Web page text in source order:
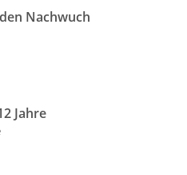
Nachwuch
Jahre